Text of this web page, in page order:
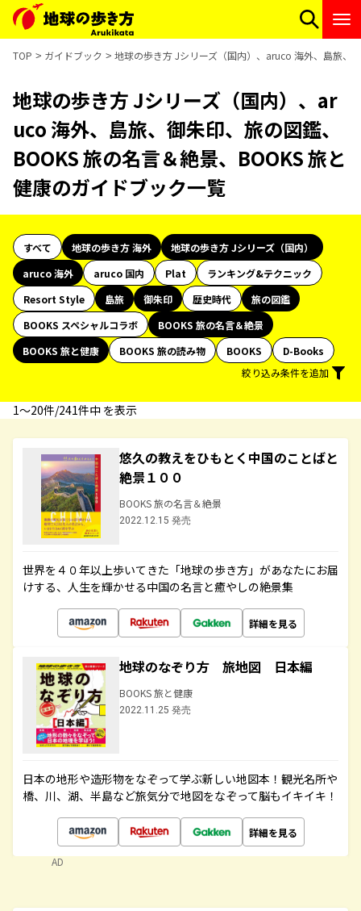
TOP ガイドブック 地球の歩き方 Jシリーズ（国内）、aruco 海外、島旅、
地球の歩き方 Jシリーズ（国内）、ar
uco 海外、島旅、御朱印、旅の図鑑、
BOOKS 旅の名言＆絶景、BOOKS 旅と
健康のガイドブック一覧
すべて 地球の歩き方 海外
地球の歩き方 Jシリーズ（国内）
aruco 海外
aruco 国内 Plat
ランキング&テクニック
Resort Style
島旅 御朱印 歴史時代
旅の図鑑
BOOKS スペシャルコラボ
BOOKS 旅の名言＆絶景
BOOKS 旅と健康
BOOKS 旅の読み物 BOOKS
D-Books
絞り込み条件を追加
1〜20件/241件中 を表示
悠久の教えをひもとく中国のことばと
絶景１００
BOOKS 旅の名言＆絶景
2022.12.15 発売
世界を４０年以上歩いてきた「地球の歩き方」があなたにお届
けする、人生を輝かせる中国の名言と癒やしの絶景集
詳細を見る
地球のなぞり方 旅地図 日本編
BOOKS 旅と健康
2022.11.25 発売
日本の地形や造形物をなぞって学ぶ新しい地図本！観光名所や
橋、川、湖、半島など旅気分で地図をなぞって脳もイキイキ！
詳細を見る
AD